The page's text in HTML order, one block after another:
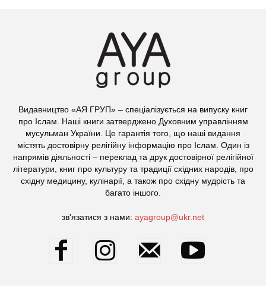
Видавництво «АЯ ГРУП» – спеціалізується на випуску книг
про Іслам. Наші книги затверджено Духовним управлінням
мусульман України. Це гарантія того, що наші видання
містять достовірну релігійну інформацію про Іслам. Один із
напрямів діяльності – переклад та друк достовірної релігійної
літератури, книг про культуру та традиції східних народів, про
східну медицину, кулінарії, а також про східну мудрість та
багато іншого.
зв'язатися з нами: ayagroup@ukr.net